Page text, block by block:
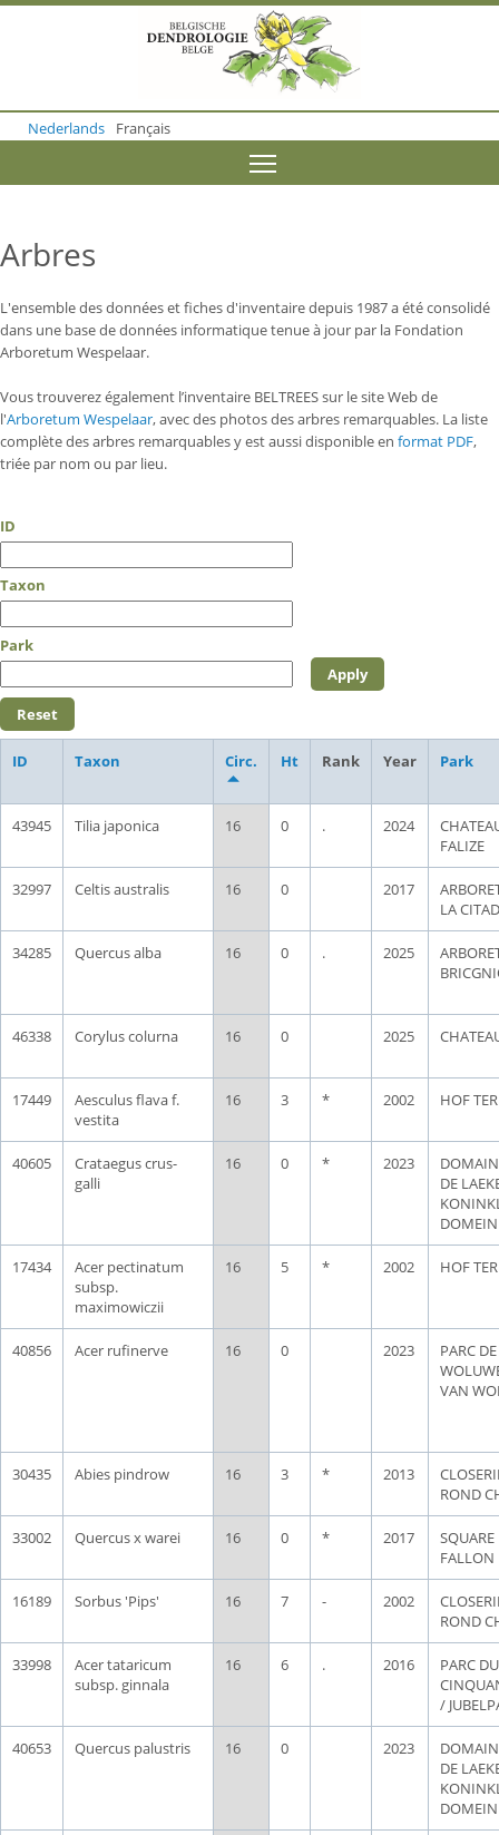
o
m
n
n
t
Nederlands Français
Arbres
L'ensemble des données et fiches d'inventaire depuis 1987 a été consolidé
dans une base de données informatique tenue à jour par la Fondation
Arboretum Wespelaar.
Vous trouverez également l’inventaire BELTREES sur le site Web de
l'Arboretum Wespelaar, avec des photos des arbres remarquables. La liste
complète des arbres remarquables y est aussi disponible en format PDF,
triée par nom ou par lieu.
ID
Taxon
Park
ID Taxon Circ. Ht Rank Year Park
43945 Tilia japonica 16 0 . 2024
FALIZE
32997 Celtis australis 16 0 2017
LA
34285 Quercus alba 16 0 . 2025
46338 Corylus colurna 16 0 2025
17449
Aesculus flava f.
vestita
16 3 * 2002 HOF
40605
Crataegus crus-
galli
16 0 * 2023
DE
17434
Acer pectinatum
subsp.
maximowiczii
16 5 * 2002 HOF
40856 Acer rufinerve 16 0 2023
PARC DE
VAN
30435 Abies pindrow 16 3 * 2013
ROND
33002 Quercus x warei 16 0 * 2017
FALLON
16189 Sorbus 'Pips' 16 7 - 2002
ROND
33998
Acer tataricum
subsp. ginnala
16 6 . 2016
PARC DU
/
40653 Quercus palustris 16 0 2023
DE